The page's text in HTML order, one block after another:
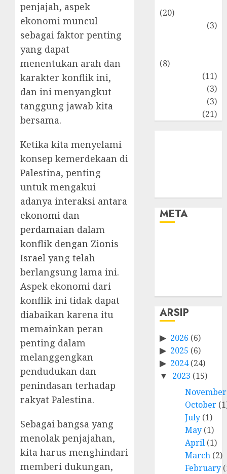
penjajah, aspek
ekonomi muncul
sebagai faktor penting
yang dapat
menentukan arah dan
karakter konflik ini,
dan ini menyangkut
tanggung jawab kita
bersama.
Ketika kita menyelami
konsep kemerdekaan di
Palestina, penting
untuk mengakui
adanya interaksi antara
ekonomi dan
perdamaian dalam
konflik dengan Zionis
Israel yang telah
berlangsung lama ini.
Aspek ekonomi dari
konflik ini tidak dapat
diabaikan karena itu
memainkan peran
penting dalam
melanggengkan
pendudukan dan
penindasan terhadap
rakyat Palestina.
Sebagai bangsa yang
menolak penjajahan,
kita harus menghindari
memberi dukungan,
(20)
(3)
(8)
(11)
(3)
(3)
(21)
META
ARSIP
2026 (6)
2025 (6)
2024(24)
2023 (15)
November
October
July (1)
May (1)
April (1)
March (2)
February